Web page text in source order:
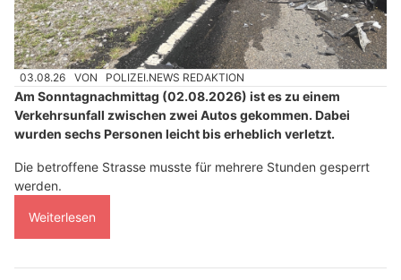
03.08.26 VON POLIZEI.NEWS REDAKTION
Am Sonntagnachmittag (02.08.2026) ist es zu einem
Verkehrsunfall zwischen zwei Autos gekommen. Dabei
wurden sechs Personen leicht bis erheblich verletzt.
Die betroffene Strasse musste für mehrere Stunden gesperrt
werden.
Weiterlesen